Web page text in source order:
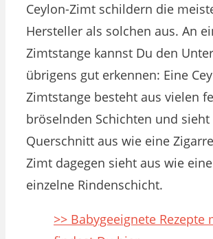
Ceylon-Zimt schildern die
Hersteller als solchen aus. An
Zimtstange kannst Du den
übrigens gut erkennen: Eine
Zimtstange besteht aus vielen
bröselnden Schichten und sieht
Querschnitt aus wie eine
Zimt dagegen sieht aus wie
einzelne Rindenschicht.
>> Babygeeignete Rezepte